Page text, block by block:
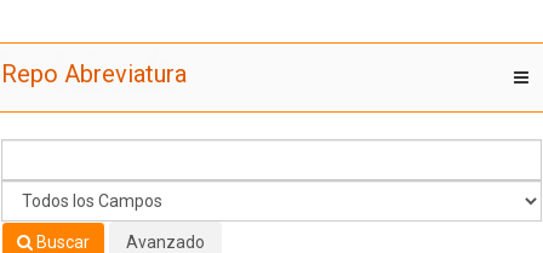
Repo Abreviatura
Buscar Avanzado